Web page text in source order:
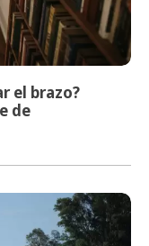
el brazo?
de